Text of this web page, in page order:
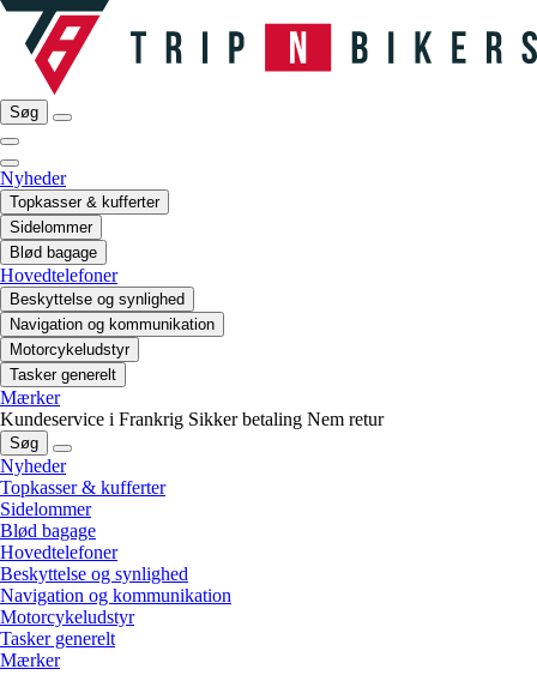
Søg
Nyheder
Topkasser & kufferter
Sidelommer
Blød bagage
Hovedtelefoner
Beskyttelse og synlighed
Navigation og kommunikation
Motorcykeludstyr
Tasker generelt
Mærker
Kundeservice i Frankrig Sikker betaling Nem retur
Søg
Nyheder
Topkasser & kufferter
Sidelommer
Blød bagage
Hovedtelefoner
Beskyttelse og synlighed
Navigation og kommunikation
Motorcykeludstyr
Tasker generelt
Mærker